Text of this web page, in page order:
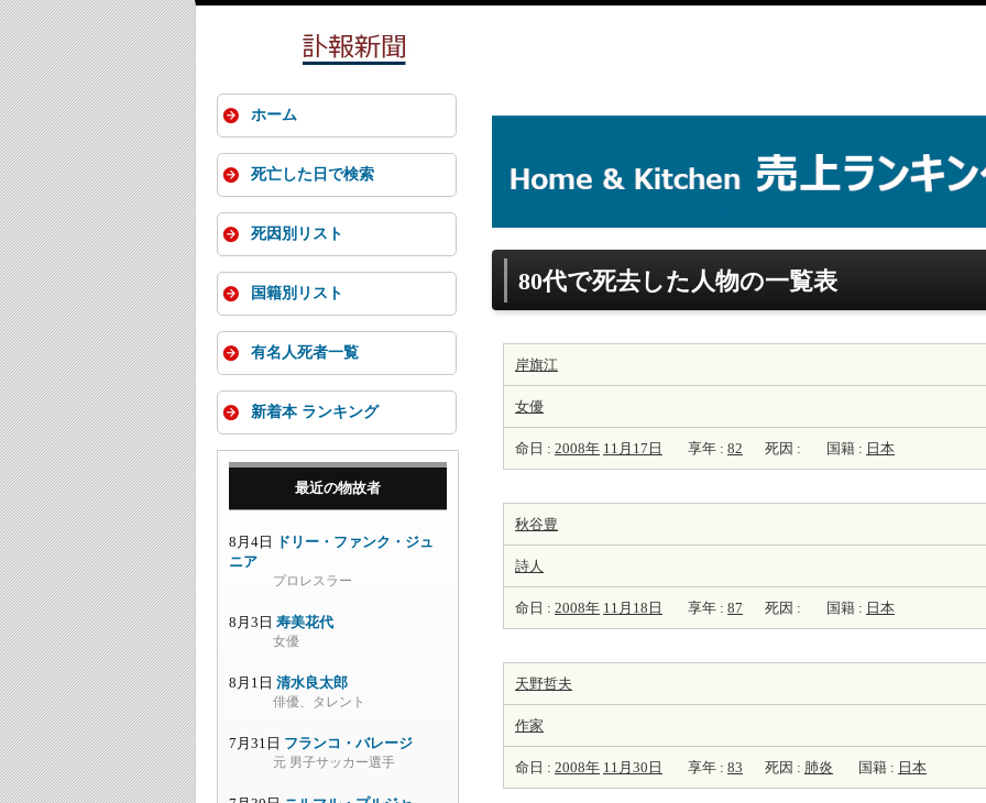
80代で死去した人物の一覧表
岸旗江
女優
命日 : 2008年 11月17日 享年 : 82 死因 : 国籍 : 日本
秋谷豊
詩人
命日 : 2008年 11月18日 享年 : 87 死因 : 国籍 : 日本
天野哲夫
作家
命日 : 2008年 11月30日 享年 : 83 死因 : 肺炎 国籍 : 日本
ホーム
死亡した日で検索
死因別リスト
国籍別リスト
有名人死者一覧
新着本 ランキング
最近の物故者
8月4日
ドリー・ファンク・ジュ
ニア
プロレスラー
8月3日 寿美花代
女優
8月1日 清水良太郎
俳優、タレント
7月31日 フランコ・バレージ
元 男子サッカー選手